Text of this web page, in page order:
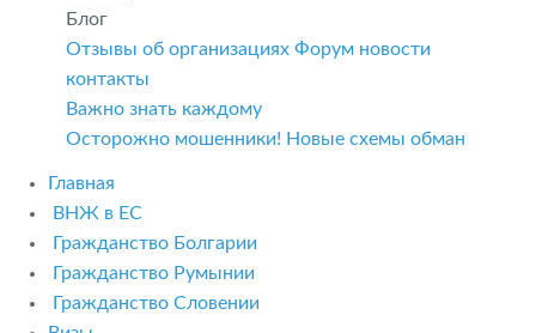
Блог
Отзывы об организациях Форум новости
контакты
Важно знать каждому
Осторожно мошенники! Новые схемы обман
Главная
ВНЖ в ЕС
Гражданство Болгарии
Гражданство Румынии
Гражданство Словении